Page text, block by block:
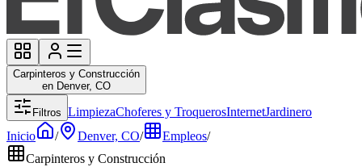
Carpinteros y Construcción
en Denver, CO
Filtros LimpiezaChoferes y TroquerosInternetJardinero
Inicio
/ Denver, CO/ Empleos/
Carpinteros y Construcción